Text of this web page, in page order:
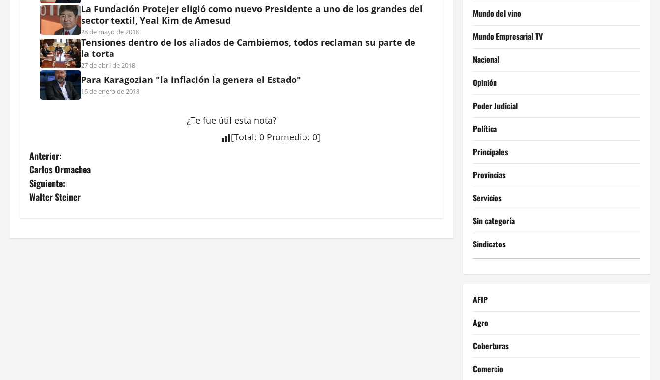
La Fundación Protejer eligió como nuevo Presidente a uno de los grandes del
sector textil, Yeal Kim de Amesud
28 de mayo de 2018
Tensiones dentro de los aliados de Cambiemos, todos reclaman su parte de
la torta
27 de abril de 2018
Para Karagozian "la inflación la genera el Estado"
16 de enero de 2018
¿Te fue útil esta nota?
[Total: 0 Promedio: 0]
N
a
v
g
Anterior:
Carlos Ormachea
Siguiente:
Walter Steiner
Mundo del vino
Mundo Empresarial TV
Nacional
Opinión
Poder Judicial
Política
Principales
Provincias
Servicios
Sin categoría
Sindicatos
AFIP
Agro
Coberturas
Comercio